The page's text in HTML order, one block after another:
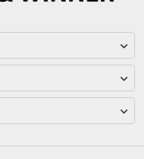


